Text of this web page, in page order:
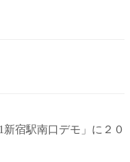
宿駅南口デモ」に２０